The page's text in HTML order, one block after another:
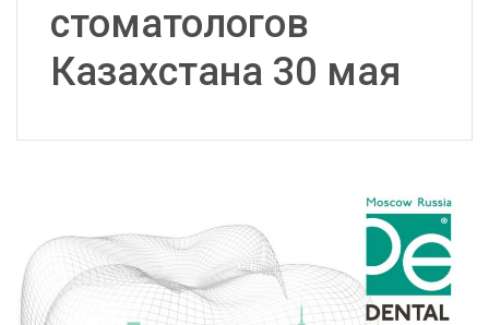
стоматологов
Казахстана 30 мая